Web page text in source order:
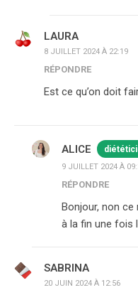
LAURA
8 JUILLET 2024 À 22:19
RÉPONDRE
Est ce qu’on doit
ALICE
9 JUILLET 2024 À
RÉPONDRE
Bonjour, non
à la fin une fois
SABRINA
20 JUIN 2024 À 12:56